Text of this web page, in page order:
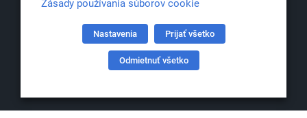
Partner:
Zásady používania súborov cookie
Nastavenia Prijať všetko
Odmietnuť všetko